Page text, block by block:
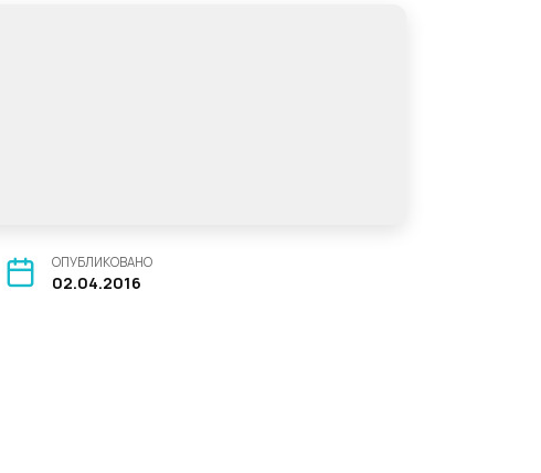
ОПУБЛИКОВАНО
02.04.2016